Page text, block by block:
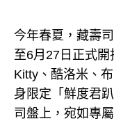
今年春夏，藏壽
至6月27日正式
Kitty、酷洛米、
身限定「鮮度君
司盤上，宛如專